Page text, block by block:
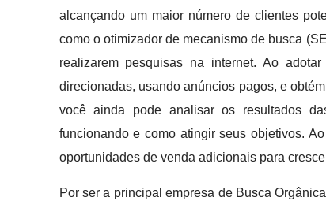
alcançando um maior número de clientes
como o otimizador de mecanismo de busca
realizarem pesquisas na internet. Ao
direcionadas, usando anúncios pagos, e
você ainda pode analisar os resultados
funcionando e como atingir seus objetivos.
oportunidades de venda adicionais para
Por ser a principal empresa de Busca